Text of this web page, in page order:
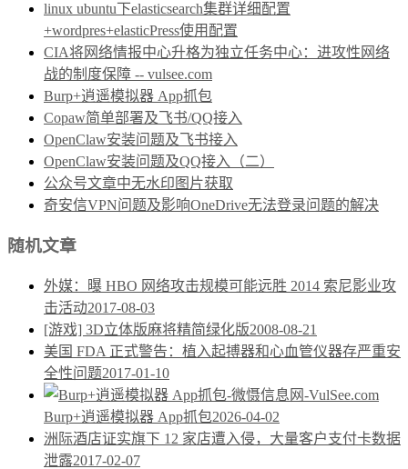
linux ubuntu下elasticsearch集群详细配置
+wordpres+elasticPress使用配置
CIA将网络情报中心升格为独立任务中心：进攻性网络
战的制度保障 -- vulsee.com
Burp+逍遥模拟器 App抓包
Copaw简单部署及飞书/QQ接入
OpenClaw安装问题及飞书接入
OpenClaw安装问题及QQ接入（二）
公众号文章中无水印图片获取
奇安信VPN问题及影响OneDrive无法登录问题的解决
随机文章
外媒：曝 HBO 网络攻击规模可能远胜 2014 索尼影业攻
击活动2017-08-03
[游戏] 3D立体版麻将精简绿化版2008-08-21
美国 FDA 正式警告：植入起搏器和心血管仪器存严重安
全性问题2017-01-10
Burp+逍遥模拟器 App抓包2026-04-02
洲际酒店证实旗下 12 家店遭入侵，大量客户支付卡数据
泄露2017-02-07